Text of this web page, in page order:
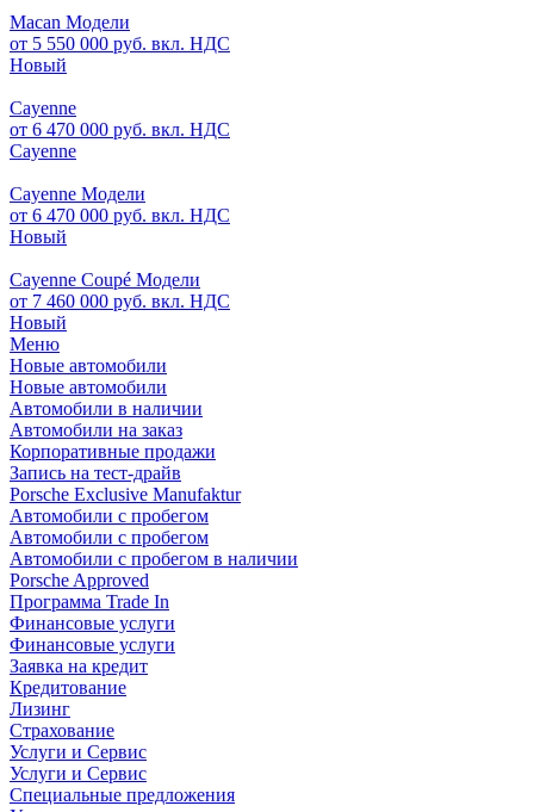
Macan Модели
от 5 550 000 руб. вкл. НДС
Новый
Cayenne
от 6 470 000 руб. вкл. НДС
Cayenne
Cayenne Модели
от 6 470 000 руб. вкл. НДС
Новый
Cayenne Coupé Модели
от 7 460 000 руб. вкл. НДС
Новый
Меню
Новые автомобили
Новые автомобили
Автомобили в наличии
Автомобили на заказ
Корпоративные продажи
Запись на тест-драйв
Porsche Exclusive Manufaktur
Автомобили с пробегом
Автомобили с пробегом
Автомобили с пробегом в наличии
Porsche Approved
Программа Trade In
Финансовые услуги
Финансовые услуги
Заявка на кредит
Кредитование
Лизинг
Страхование
Услуги и Сервис
Услуги и Сервис
Специальные предложения